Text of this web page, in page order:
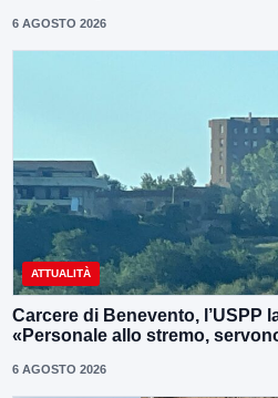
6 AGOSTO 2026
ATTUALITÀ
Carcere di Benevento, l’USPP
«Personale allo stremo,
6 AGOSTO 2026